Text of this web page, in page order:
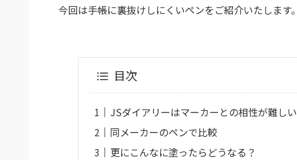
今回は手帳に裏抜けしにくいペンをご紹介いたします。
目次
JSダイアリーはマーカーとの相性が難しい
同メーカーのペンで比較
更にこんなに塗ったらどうなる？